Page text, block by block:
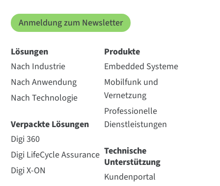
Anmeldung zum Newsletter
Lösungen
Nach Industrie
Nach Anwendung
Nach Technologie
Verpackte Lösungen
Digi 360
Digi LifeCycle Assurance
Digi X-ON
Produkte
Embedded Systeme
Mobilfunk und
Vernetzung
Professionelle
Dienstleistungen
Technische
Unterstützung
Kundenportal